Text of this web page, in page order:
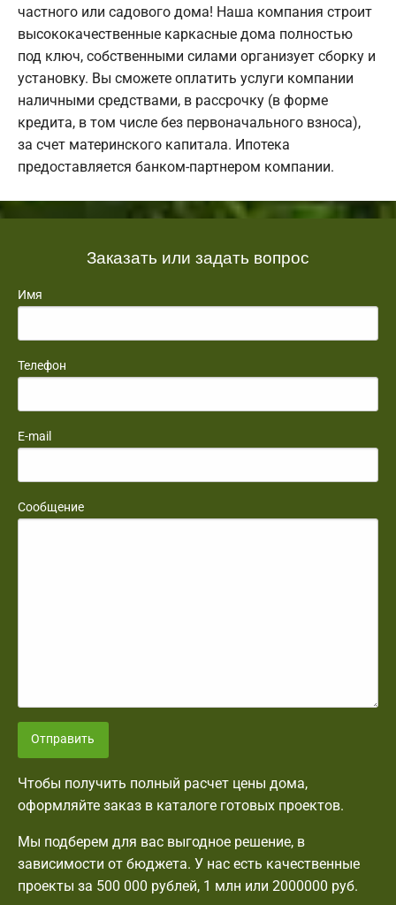
частного или садового дома! Наша компания строит
высококачественные каркасные дома полностью
под ключ, собственными силами организует сборку и
установку. Вы сможете оплатить услуги компании
наличными средствами, в рассрочку (в форме
кредита, в том числе без первоначального взноса),
за счет материнского капитала. Ипотека
предоставляется банком-партнером компании.
Заказать или задать вопрос
Имя
Телефон
E-mail
Сообщение
Отправить
Чтобы получить полный расчет цены дома,
оформляйте заказ в каталоге готовых проектов.
Мы подберем для вас выгодное решение, в
зависимости от бюджета. У нас есть качественные
проекты за 500 000 рублей, 1 млн или 2000000 руб.